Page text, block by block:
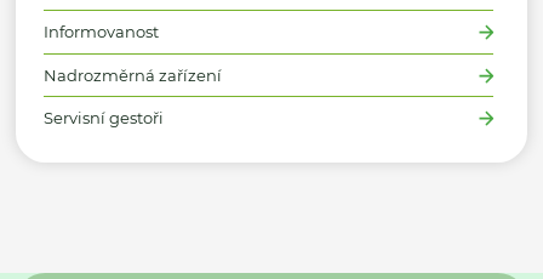
Informovanost
Nadrozměrná zařízení
Servisní gestoři